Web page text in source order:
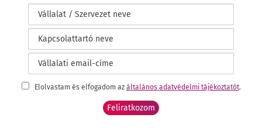
Elolvastam és elfogadom az általános adatvédelmi tájékoztatót.